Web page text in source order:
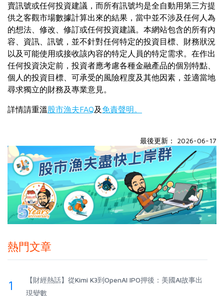
賣訊號或任何投資建議，而所有訊號均是全自動用第三方提
供之客觀市場數據計算出來的結果，當中並不涉及任何人為
的想法、修改、修訂或任何投資建議。本網站包含的所有內
容、資訊、訊號，並不針對任何特定的投資目標、財務狀況
以及可能使用或接收該內容的特定人員的特定需求。在作出
任何投資決定前，投資者應考慮各種金融產品的個別特點、
個人的投資目標、可承受的風險程度及其他因素，並適當地
尋求獨立的財務及專業意見。
詳情請重溫 股市漁夫FAQ及 免責聲明。
最後更新： 2026-06-17
熱門文章
1
【財經熱話】從Kimi K3到OpenAI IPO押後：美國AI故事出
現變數